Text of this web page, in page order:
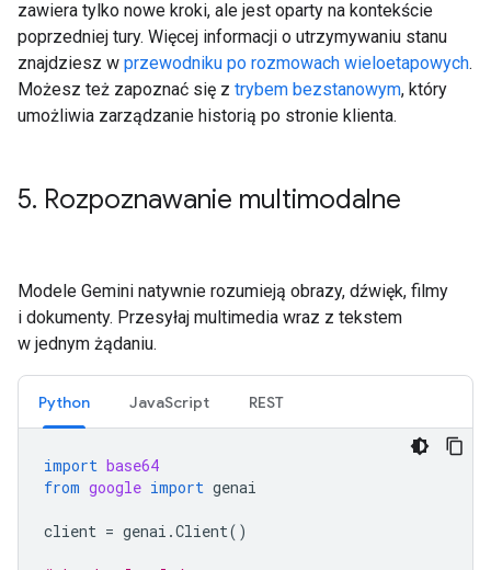
zawiera tylko nowe kroki, ale jest oparty na kontekście
poprzedniej tury. Więcej informacji o utrzymywaniu stanu
znajdziesz w przewodniku po rozmowach wieloetapowych.
Możesz też zapoznać się z trybem bezstanowym, który
umożliwia zarządzanie historią po stronie klienta.
5. Rozpoznawanie multimodalne
Modele Gemini natywnie rozumieją obrazy, dźwięk, filmy
i dokumenty. Przesyłaj multimedia wraz z tekstem
w jednym żądaniu.
Python JavaScript REST
import base64
from google import genai
client = genai .Client()